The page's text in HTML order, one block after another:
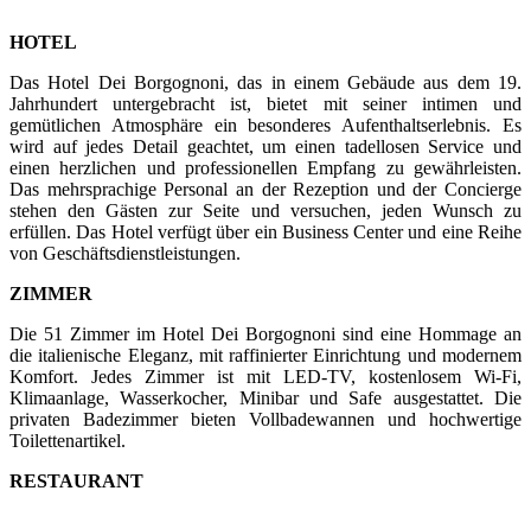
HOTEL
Das Hotel Dei Borgognoni, das in einem Gebäude aus dem 19.
Jahrhundert untergebracht ist, bietet mit seiner intimen und
gemütlichen Atmosphäre ein besonderes Aufenthaltserlebnis. Es
wird auf jedes Detail geachtet, um einen tadellosen Service und
einen herzlichen und professionellen Empfang zu gewährleisten.
Das mehrsprachige Personal an der Rezeption und der Concierge
stehen den Gästen zur Seite und versuchen, jeden Wunsch zu
erfüllen. Das Hotel verfügt über ein Business Center und eine Reihe
von Geschäftsdienstleistungen.
ZIMMER
Die 51 Zimmer im Hotel Dei Borgognoni sind eine Hommage an
die italienische Eleganz, mit raffinierter Einrichtung und modernem
Komfort. Jedes Zimmer ist mit LED-TV, kostenlosem Wi-Fi,
Klimaanlage, Wasserkocher, Minibar und Safe ausgestattet. Die
privaten Badezimmer bieten Vollbadewannen und hochwertige
Toilettenartikel.
RESTAURANT